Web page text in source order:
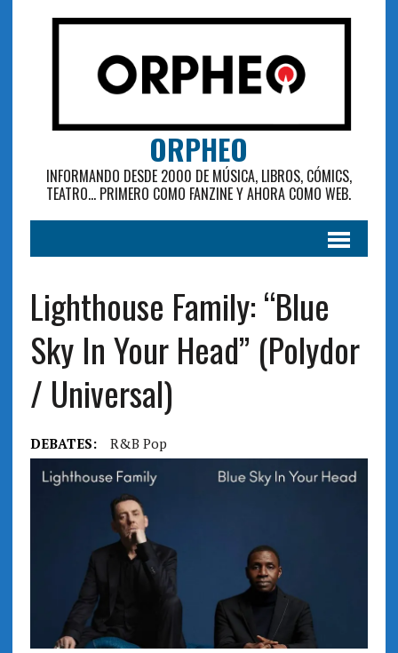
ORPHEO
INFORMANDO DESDE 2000 DE MÚSICA, LIBROS, CÓMICS,
TEATRO... PRIMERO COMO FANZINE Y AHORA COMO WEB.
Lighthouse Family: “Blue
Sky In Your Head” (Polydor
/ Universal)
DEBATES: R&B Pop